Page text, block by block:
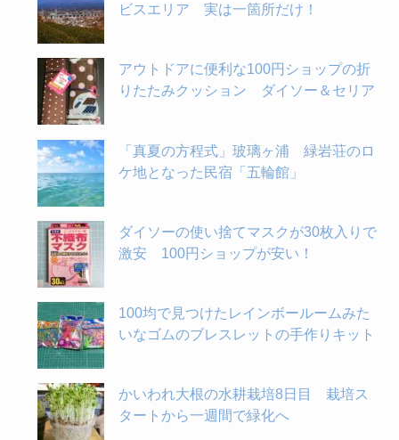
ビスエリア 実は一箇所だけ！
アウトドアに便利な100円ショップの折
りたたみクッション ダイソー＆セリア
「真夏の方程式」玻璃ヶ浦 緑岩荘のロ
ケ地となった民宿「五輪館」
ダイソーの使い捨てマスクが30枚入りで
激安 100円ショップが安い！
100均で見つけたレインボールームみた
いなゴムのブレスレットの手作りキット
かいわれ大根の水耕栽培8日目 栽培ス
タートから一週間で緑化へ